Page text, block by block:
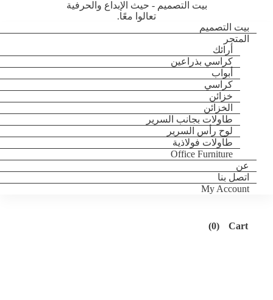
بيت التصميم - حيث الإبداع والحرفية
تعالوا معًا.
بيت التصميم
المتجر
أرائك
كراسي بذراعين
أبواب
كراسي
خزائن
الخزائن
طاولات بجانب السرير
لوح رأس السرير
طاولات فولاذية
Office Furniture
عن
اتصل بنا
My Account
Cart